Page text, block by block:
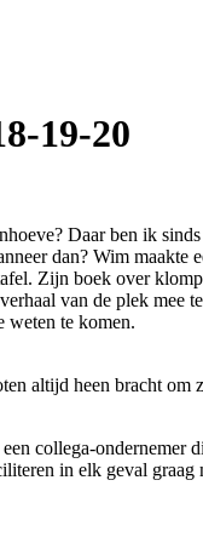
19-20
Daar ben ik
dan? Wim
Zijn boek over
van de plek
weten te komen.
altijd heen bracht
collega-
in elk geval graag